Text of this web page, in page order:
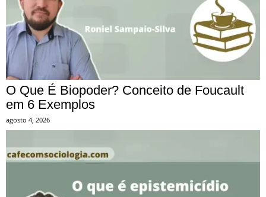
O Que É Biopoder? Conceito de Foucault
em 6 Exemplos
agosto 4, 2026